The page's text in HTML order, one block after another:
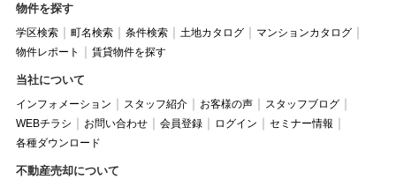
物件を探す
学区検索 町名検索 条件検索 土地カタログ
マンションカタログ
物件レポート
賃貸物件を探す
当社について
インフォメーション スタッフ紹介 お客様の声
スタッフブログ
WEBチラシ
お問い合わせ 会員登録 ログイン
セミナー情報
各種ダウンロード
不動産売却について